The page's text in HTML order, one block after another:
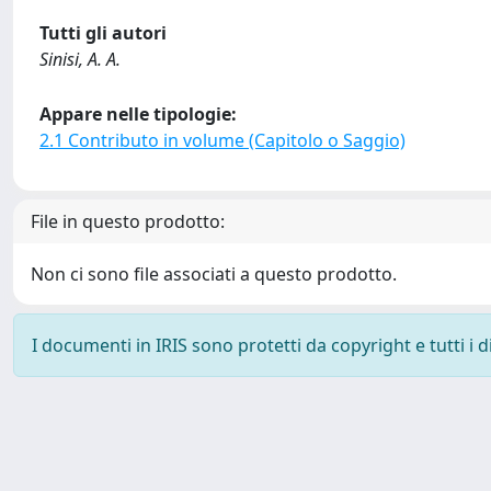
Tutti gli autori
Sinisi, A. A.
Appare nelle tipologie:
2.1 Contributo in volume (Capitolo o Saggio)
File in questo prodotto:
Non ci sono file associati a questo prodotto.
I documenti in IRIS sono protetti da copyright e tutti i